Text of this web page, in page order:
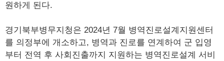
원하게 된다.
경기북부병무지청은 2024년 7월 병역진로설계지원센터
를 의정부에 개소하고, 병역과 진로를 연계하여 군 입영
부터 전역 후 사회진출까지 지원하는 병역진로설계 서비